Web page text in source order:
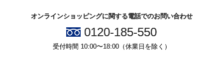
オンラインショッピングに関する電話でのお問い合わせ
0120-185-550
受付時間 10:00〜18:00（休業日を除く）